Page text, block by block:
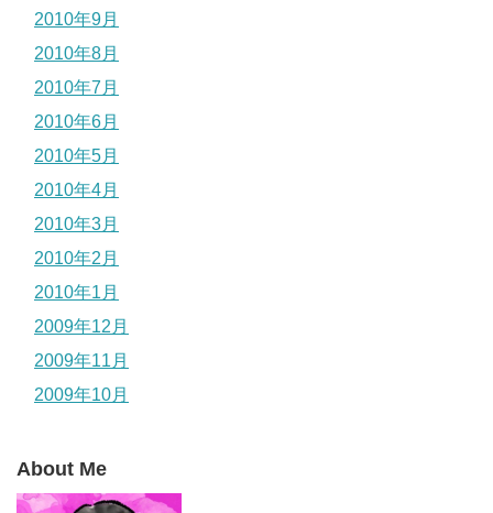
2010年9月
2010年8月
2010年7月
2010年6月
2010年5月
2010年4月
2010年3月
2010年2月
2010年1月
2009年12月
2009年11月
2009年10月
About Me